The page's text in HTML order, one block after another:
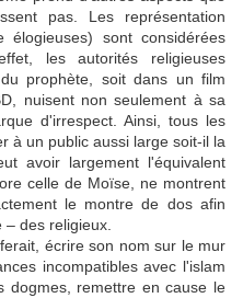
pas. Les représentation
élogieuses) sont considérées
les autorités religieuses
prophète, soit dans un film
nuisent non seulement à sa
d'irrespect. Ainsi, tous les
à un public aussi large soit-il la
avoir largement l'équivalent
celle de Moïse, ne montrent
le montre de dos afin
des religieux.
écrire son nom sur le mur
incompatibles avec l'islam
dogmes, remettre en cause le